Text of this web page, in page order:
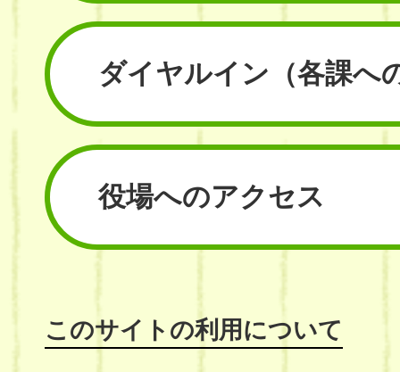
ダイヤルイン （各課へ
役場へのアクセス
このサイトの利用について